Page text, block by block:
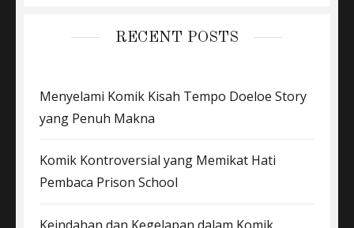
RECENT POSTS
Menyelami Komik Kisah Tempo Doeloe Story
yang Penuh Makna
Komik Kontroversial yang Memikat Hati
Pembaca Prison School